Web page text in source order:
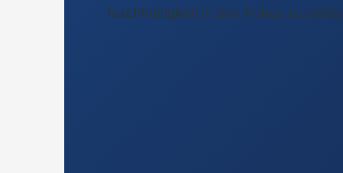
Nachhaltigkeit in den Fokus zu